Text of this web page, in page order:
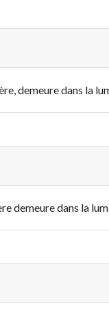
demeure dans la
demeure dans la